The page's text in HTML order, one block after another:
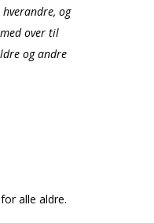
og
over til
og andre
alle aldre.